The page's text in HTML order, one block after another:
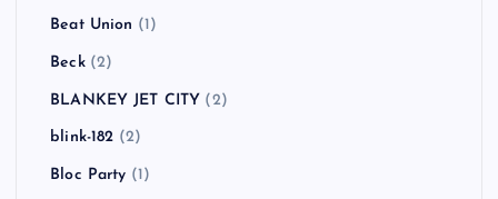
Beat Union (1)
Beck(2)
BLANKEY JET CITY (2)
blink-182 (2)
Bloc Party (1)